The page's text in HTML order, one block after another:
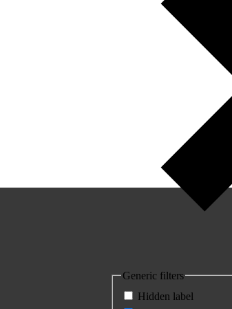
Generic filters
Hidden label